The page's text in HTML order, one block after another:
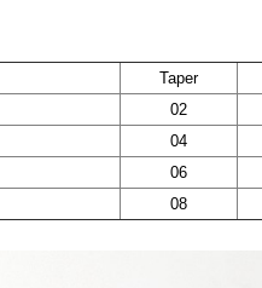
Taper
02
04
06
08